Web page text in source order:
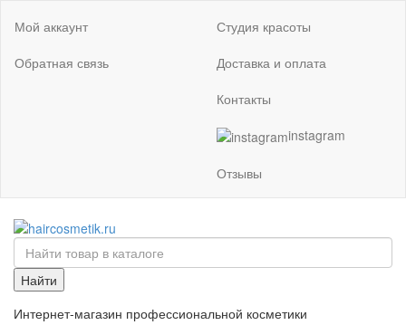
Мой аккаунт
Обратная связь
Студия красоты
Доставка и оплата
Контакты
instagram
Отзывы
Найти
Интернет-магазин профессиональной косметики